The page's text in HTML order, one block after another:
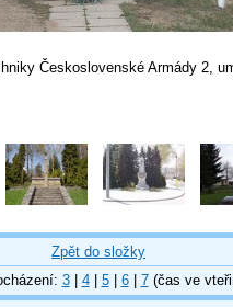
Československé Armády 2,
Zpět do složky
3| 4| 5| 6| 7(čas ve